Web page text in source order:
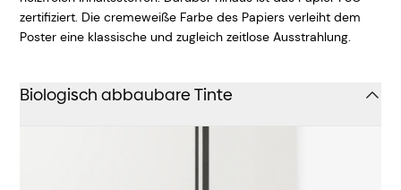
zertifiziert. Die cremeweiße Farbe des Papiers verleiht dem
Poster eine klassische und zugleich zeitlose Ausstrahlung.
Biologisch abbaubare Tinte